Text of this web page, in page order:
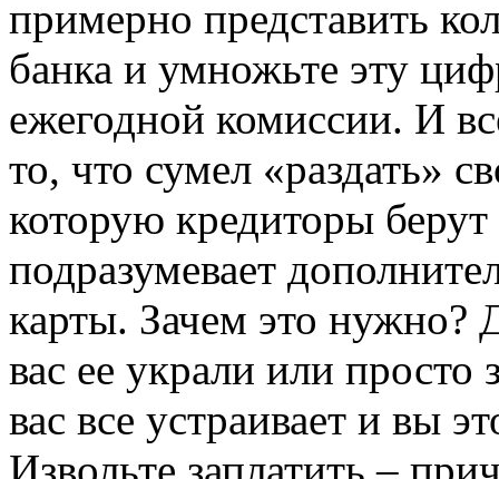
примерно представить
банка и умножьте эту
ежегодной комиссии. И
то, что сумел «раздать»
которую кредиторы
подразумевает
карты. Зачем это нужно?
вас ее украли или просто
вас все устраивает и вы
Извольте заплатить –